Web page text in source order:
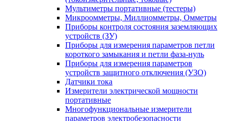
Мультиметры портативные (тестеры)
Микроомметры, Миллиомметры, Омметры
Приборы контроля состояния заземляющих
устройств (ЗУ)
Приборы для измерения параметров петли
короткого замыкания и петли фаза-нуль
Приборы для измерения параметров
устройств защитного отключения (УЗО)
Датчики тока
Измерители электрической мощности
портативные
Многофункциональные измерители
параметров электробезопасности